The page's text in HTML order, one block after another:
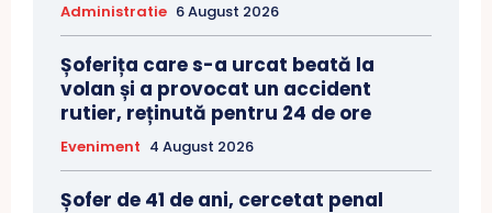
Administratie 6 August 2026
Șoferița care s-a urcat beată la
volan și a provocat un accident
rutier, reținută pentru 24 de ore
Eveniment 4 August 2026
Șofer de 41 de ani, cercetat penal